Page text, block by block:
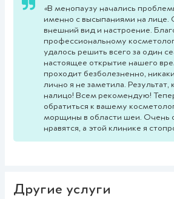
«В менопаузу начались
именно с высыпаниями на лице.
внешний вид и настроение.
профессиональному
удалось решить всего за один
настоящее открытие нашего
проходит безболезненно,
лично я не заметила. Результат,
налицо! Всем рекомендую!
обратиться к вашему
морщины в области шеи. Очень
нравятся, а этой клинике я
Другие услуги